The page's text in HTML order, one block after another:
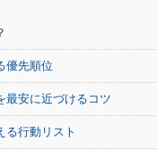
優先順位
最安に近づけるコツ
る行動リスト